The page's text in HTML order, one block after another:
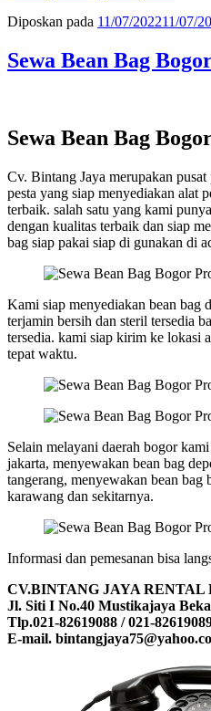
Diposkan pada 11/07/202211/07/
Sewa Bean Bag
Sewa Bean Bag
Cv. Bintang Jaya merupakan
pesta yang siap menyediakan alat
terbaik. salah satu yang kami
dengan kualitas terbaik dan siap
bag siap pakai siap di gunakan di
Kami siap menyediakan bean bag
terjamin bersih dan steril tersedia
tersedia. kami siap kirim ke lokasi
tepat waktu.
Selain melayani daerah bogor
jakarta, menyewakan bean bag
tangerang, menyewakan bean bag
karawang dan sekitarnya.
Informasi dan pemesanan bisa
CV.BINTANG JAYA RENTAL
Jl. Siti I No.40 Mustikajaya
Tlp.021-82619088 / 021-
E-mail.